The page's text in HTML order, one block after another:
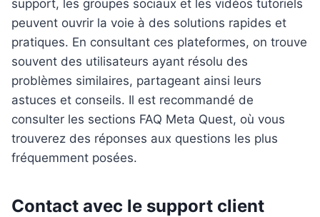
support, les groupes sociaux et les vidéos tutoriels
peuvent ouvrir la voie à des solutions rapides et
pratiques. En consultant ces plateformes, on trouve
souvent des utilisateurs ayant résolu des
problèmes similaires, partageant ainsi leurs
astuces et conseils. Il est recommandé de
consulter les sections FAQ Meta Quest, où vous
trouverez des réponses aux questions les plus
fréquemment posées.
Contact avec le support client